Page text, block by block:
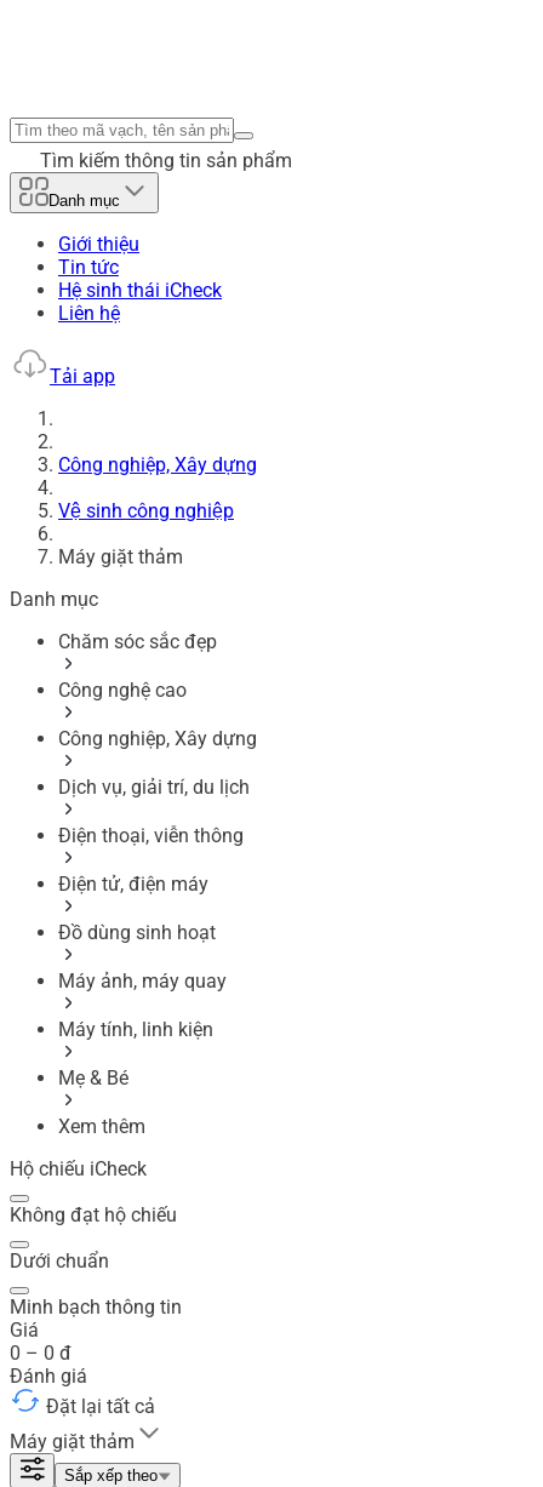
Tìm kiếm thông tin sản phẩm
Danh mục
Giới thiệu
Tin tức
Hệ sinh thái iCheck
Liên hệ
Tải app
Công nghiệp, Xây dựng
Vệ sinh công nghiệp
Máy giặt thảm
Danh mục
Chăm sóc sắc đẹp
Công nghệ cao
Công nghiệp, Xây dựng
Dịch vụ, giải trí, du lịch
Điện thoại, viễn thông
Điện tử, điện máy
Đồ dùng sinh hoạt
Máy ảnh, máy quay
Máy tính, linh kiện
Mẹ & Bé
Xem thêm
Hộ chiếu iCheck
Không đạt hộ chiếu
Dưới chuẩn
Minh bạch thông tin
Giá
0 – 0 đ
Đánh giá
Đặt lại tất cả
Máy giặt thảm
Sắp xếp theo